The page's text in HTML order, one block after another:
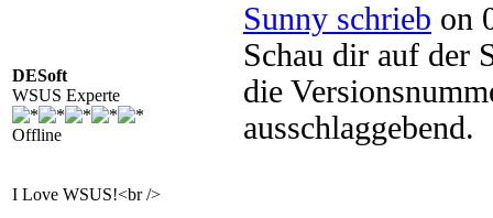
DESoft
WSUS Experte
Offline
I Love WSUS!<br />
Sunny schrieb on
Schau dir auf der
die
ausschlaggebend.